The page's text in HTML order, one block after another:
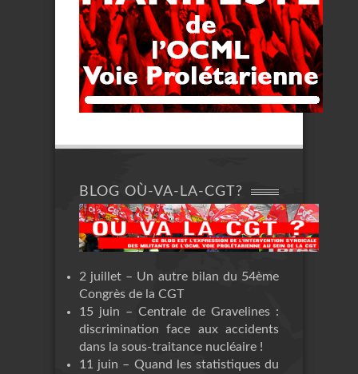
BLOG OÙ-VA-LA-CGT?
2 juillet – Un autre bilan du 54ème
Congrès de la CGT
15 juin – Centrale de Gravelines :
discrimination face aux accidents
dans la sous-traitance nucléaire !
11 juin – Quand les statistiques du